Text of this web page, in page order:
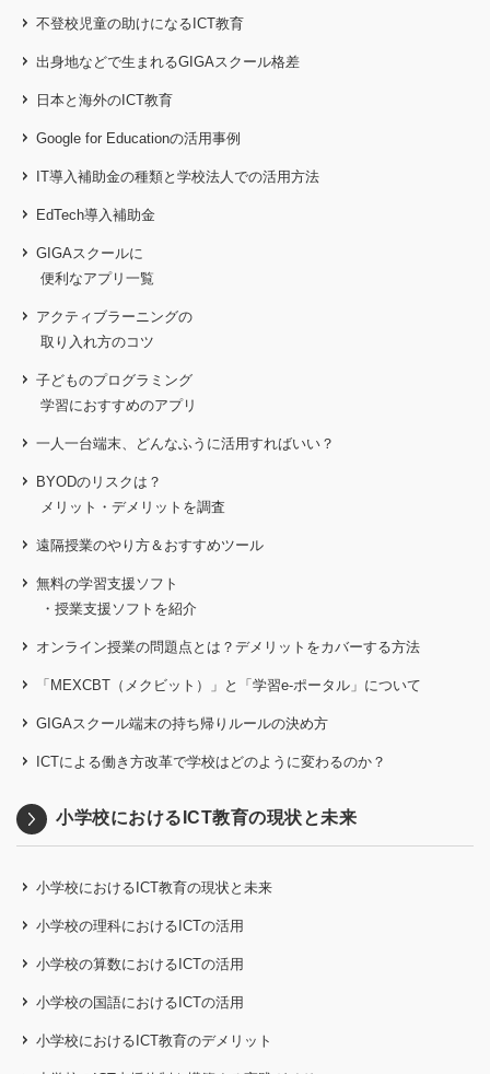
不登校児童の助けになるICT教育
出身地などで生まれるGIGAスクール格差
日本と海外のICT教育
Google for Educationの活用事例
IT導入補助金の種類と学校法人での活用方法
EdTech導入補助金
GIGAスクールに
便利なアプリ一覧
アクティブラーニングの
取り入れ方のコツ
子どものプログラミング
学習におすすめのアプリ
一人一台端末、どんなふうに活用すればいい？
BYODのリスクは？
メリット・デメリットを調査
遠隔授業のやり方＆おすすめツール
無料の学習支援ソフト
・授業支援ソフトを紹介
オンライン授業の問題点とは？デメリットをカバーする方法
「MEXCBT（メクビット）」と「学習e-ポータル」について
GIGAスクール端末の持ち帰りルールの決め方
ICTによる働き方改革で学校はどのように変わるのか？
小学校におけるICT教育の現状と未来
小学校におけるICT教育の現状と未来
小学校の理科におけるICTの活用
小学校の算数におけるICTの活用
小学校の国語におけるICTの活用
小学校におけるICT教育のデメリット